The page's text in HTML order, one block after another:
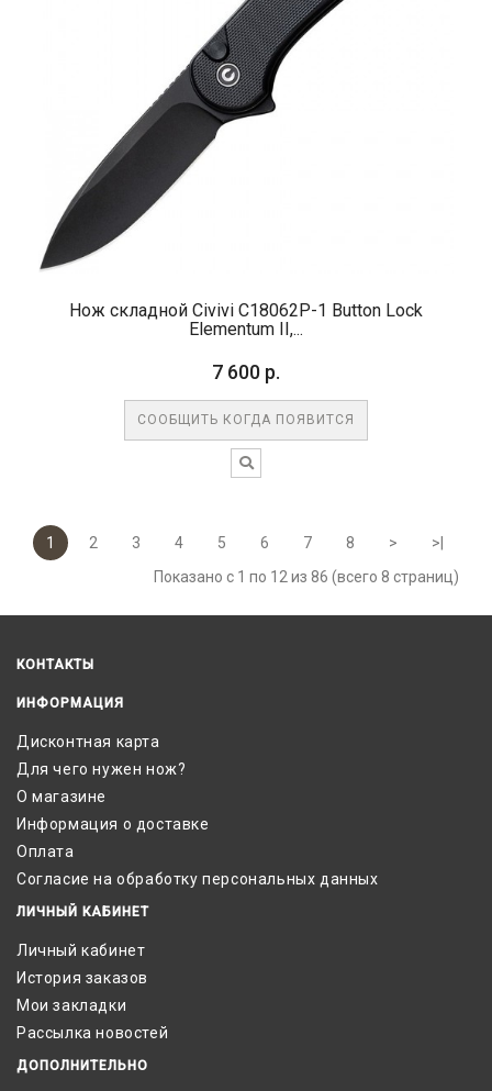
Нож складной Civivi C18062P-1 Button Lock
Elementum II,...
7 600 р.
СООБЩИТЬ КОГДА ПОЯВИТСЯ
1 2 3 4 5 6 7 8 >
>|
Показано с 1 по 12 из 86 (всего 8 страниц)
КОНТАКТЫ
ИНФОРМАЦИЯ
Дисконтная карта
Для чего нужен нож?
О магазине
Информация о доставке
Оплата
Согласие на обработку персональных данных
ЛИЧНЫЙ КАБИНЕТ
Личный кабинет
История заказов
Мои закладки
Рассылка новостей
ДОПОЛНИТЕЛЬНО